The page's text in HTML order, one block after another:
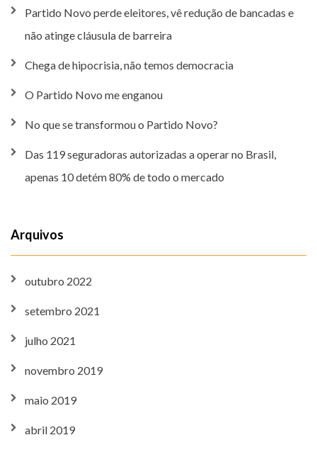
Partido Novo perde eleitores, vê redução de bancadas e
não atinge cláusula de barreira
Chega de hipocrisia, não temos democracia
O Partido Novo me enganou
No que se transformou o Partido Novo?
Das 119 seguradoras autorizadas a operar no Brasil,
apenas 10 detém 80% de todo o mercado
Arquivos
outubro 2022
setembro 2021
julho 2021
novembro 2019
maio 2019
abril 2019